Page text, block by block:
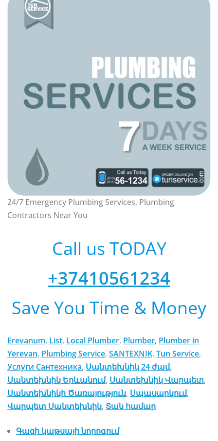
24/7 Emergency Plumbing Services, Plumbing
Contractors Near You
Call us TODAY
+37410561234
Save You Time & Money
Erevanum, List, Local Plumber, Plumber, Plumber in
Yerevan, Plumbing Service, SANTEXNIK, Tun Service,
Услуги Сантехника, Սանտեխնիկ 24 ժամ,
Սանտեխնիկ Երևանում, Սանտեխնիկ Վարպետ,
Սանտեխնիկի Ծառայություն, Սպասարկում,
Վարպետ Սանտեխնիկ, Տան համար
Գազի կաթսայի նորոգում